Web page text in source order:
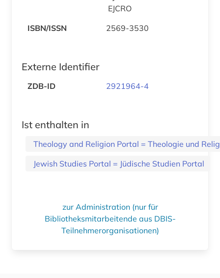
EJCRO
ISBN/ISSN
2569-3530
Externe Identifier
ZDB-ID 2921964-4
Ist enthalten in
Theology and Religion Portal = Theologie und
Jewish Studies Portal = Jüdische Studien Portal
zur Administration (nur für
Bibliotheksmitarbeitende aus DBIS-
Teilnehmerorganisationen)